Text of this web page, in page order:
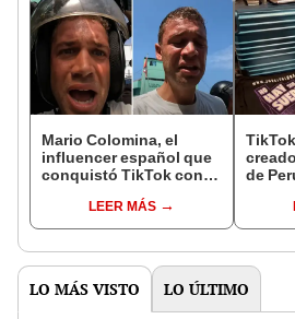
Mario Colomina, el
influencer español que
conquistó TikTok con
"Mi amor nació por la
gastronomía"
LEER MÁS
de
llegar
vistas
LO MÁS VISTO LO ÚLTIMO